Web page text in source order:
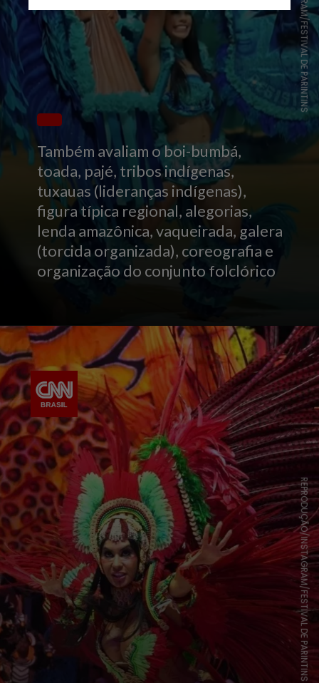
Também avaliam o boi-bumbá,
toada, pajé, tribos indígenas,
tuxauas (lideranças indígenas),
figura típica regional, alegorias,
lenda amazônica, vaqueirada, galera
(torcida organizada), coreografia e
organização do conjunto folclórico
REPRODUÇÃO/INSTAGRAM/FESTIVAL DE PARINTINS